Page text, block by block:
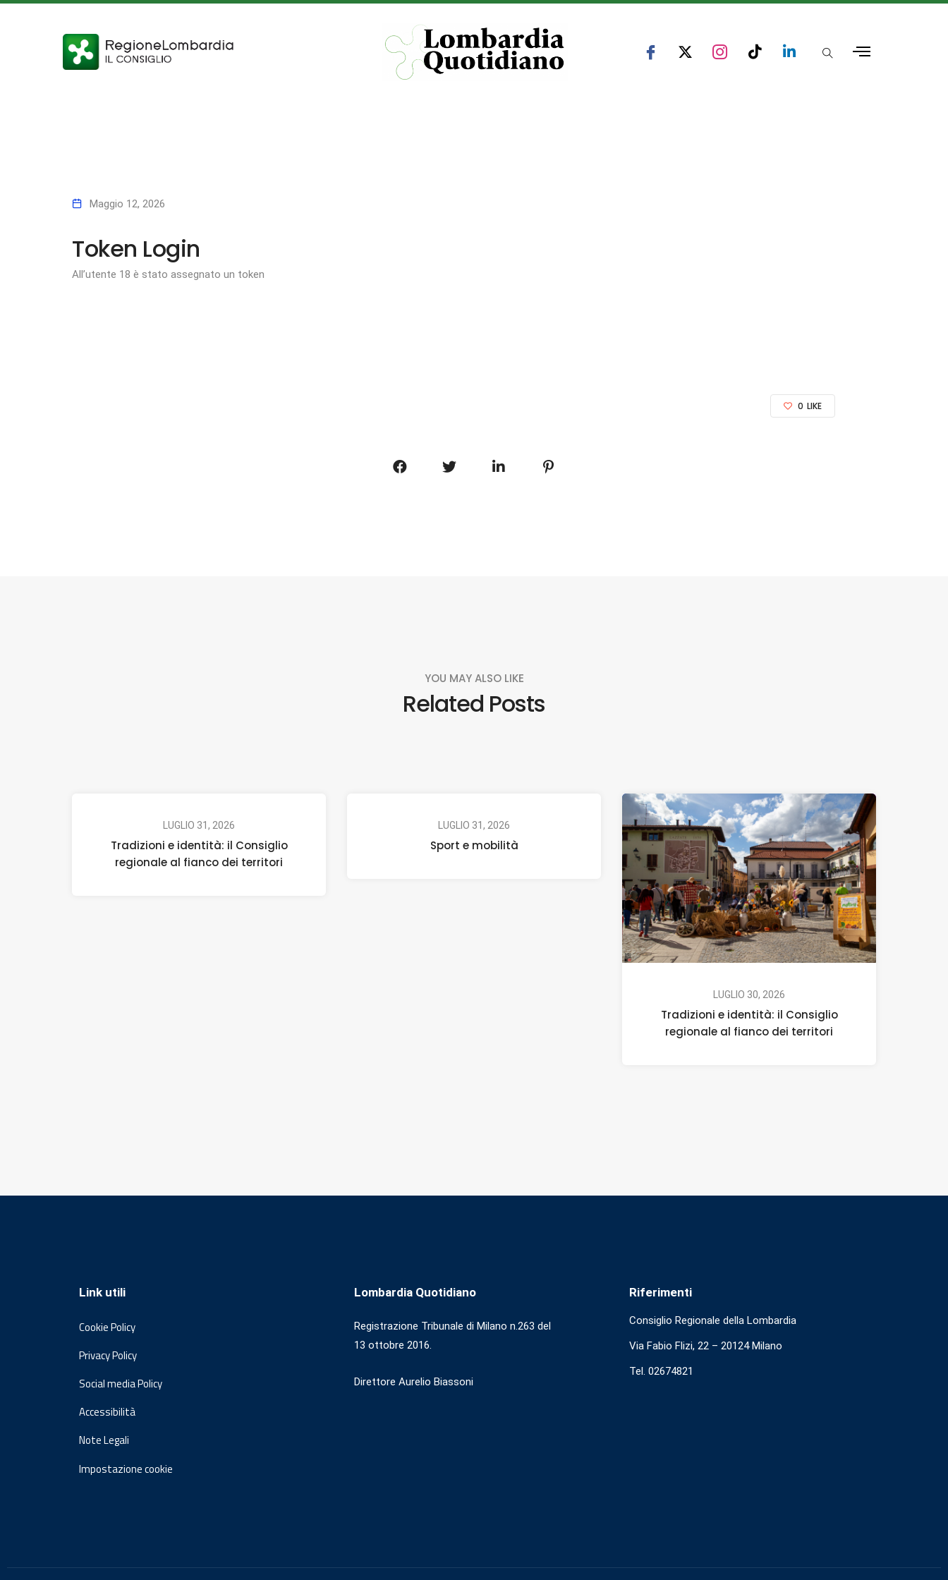
Maggio 12, 2026
Token Login
All’utente 18 è stato assegnato un token
0 LIKE
YOU MAY ALSO LIKE
Related Posts
LUGLIO 31, 2026
Tradizioni e identità: il Consiglio
regionale al fianco dei territori
LUGLIO 31, 2026
Sport e mobilità
LUGLIO 30, 2026
Tradizioni e identità: il Consiglio
regionale al fianco dei territori
Link utili
Cookie Policy
Privacy Policy
Social media Policy
Accessibilità
Note Legali
Impostazione cookie
Lombardia Quotidiano
Registrazione Tribunale di Milano n.263 del
13 ottobre 2016.
Direttore Aurelio Biassoni
Riferimenti
Consiglio Regionale della Lombardia
Via Fabio Flizi, 22 – 20124 Milano
Tel. 02674821